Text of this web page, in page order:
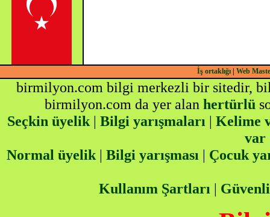
İş ortaklığı| Web
birmilyon.com bilgi merkezli bir sitedir,
birmilyon.com da yer alan hertürlü
Seçkin üyelik| Bilgi yarışmaları | Kelime
var
Normal üyelik | Bilgi yarışması | Çocuk
Kullanım Şartları |